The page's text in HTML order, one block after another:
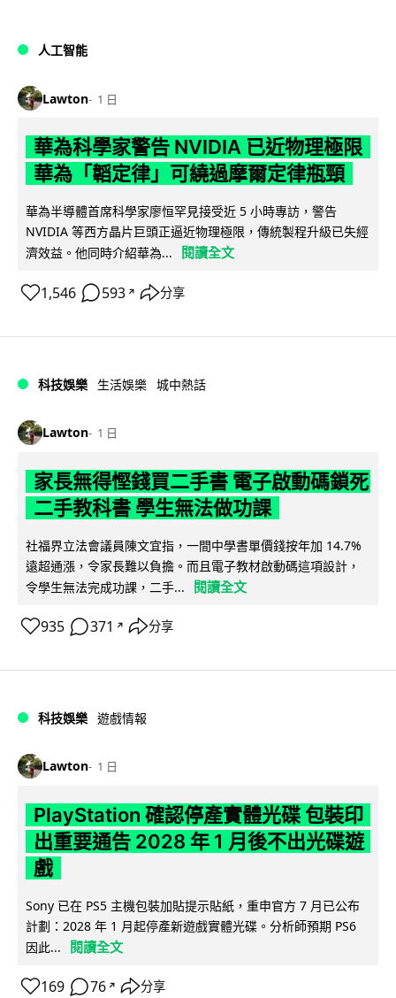
人工智能
Lawton 1 日
華為科學家警告 NVIDIA 已近物理極限
華為「韜定律」可繞過摩爾定律瓶頸
華為半導體首席科學家廖恒罕見接受近 5 小時專訪，警告
NVIDIA 等西方晶片巨頭正逼近物理極限，傳統製程升級已失經
濟效益。他同時介紹華為...
閱讀全文
1,546 593 ↗ 分享
科技娛樂 生活娛樂 城中熱話
Lawton 1 日
家長無得慳錢買二手書 電子啟動碼鎖死
二手教科書 學生無法做功課
社福界立法會議員陳文宜指，一間中學書單價錢按年加 14.7%
遠超通漲，令家長難以負擔。而且電子教材啟動碼這項設計，
令學生無法完成功課，二手...
閱讀全文
935 371 ↗ 分享
科技娛樂 遊戲情報
Lawton 1 日
PlayStation 確認停產實體光碟 包裝印
出重要通告 2028 年 1 月後不出光碟遊
戲
Sony 已在 PS5 主機包裝加貼提示貼紙，重申官方 7 月已公布
計劃：2028 年 1 月起停產新遊戲實體光碟。分析師預期 PS6
因此...
閱讀全文
169 76 ↗ 分享